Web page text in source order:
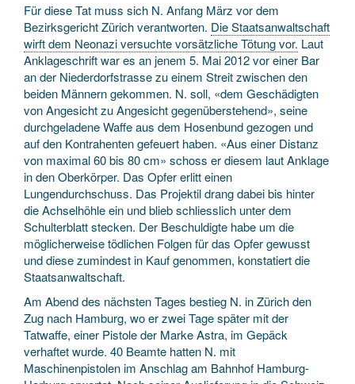
Für diese Tat muss sich N. Anfang März vor dem
Bezirksgericht Zürich verantworten. Die Staatsanwaltschaft
wirft dem Neonazi versuchte vorsätzliche Tötung vor. Laut
Anklageschrift war es an jenem 5. Mai 2012 vor einer Bar
an der Niederdorfstrasse zu einem Streit zwischen den
beiden Männern gekommen. N. soll, «dem Geschädigten
von Angesicht zu Angesicht gegenüberstehend», seine
durchgeladene Waffe aus dem Hosenbund gezogen und
auf den Kontrahenten gefeuert haben. «Aus einer Distanz
von maximal 60 bis 80 cm» schoss er diesem laut Anklage
in den Oberkörper. Das Opfer erlitt einen
Lungendurchschuss. Das Projektil drang dabei bis hinter
die Achselhöhle ein und blieb schliesslich unter dem
Schulterblatt stecken. Der Beschuldigte habe um die
möglicherweise tödlichen Folgen für das Opfer gewusst
und diese zumindest in Kauf genommen, konstatiert die
Staatsanwaltschaft.
Am Abend des nächsten Tages bestieg N. in Zürich den
Zug nach Hamburg, wo er zwei Tage später mit der
Tatwaffe, einer Pistole der Marke Astra, im Gepäck
verhaftet wurde. 40 Beamte hatten N. mit
Maschinenpistolen im Anschlag am Bahnhof Hamburg-